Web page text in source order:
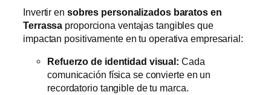
Invertir en sobres personalizados baratos en
Terrassa proporciona ventajas tangibles que
impactan positivamente en tu operativa empresarial:
Refuerzo de identidad visual: Cada
comunicación física se convierte en un
recordatorio tangible de tu marca.